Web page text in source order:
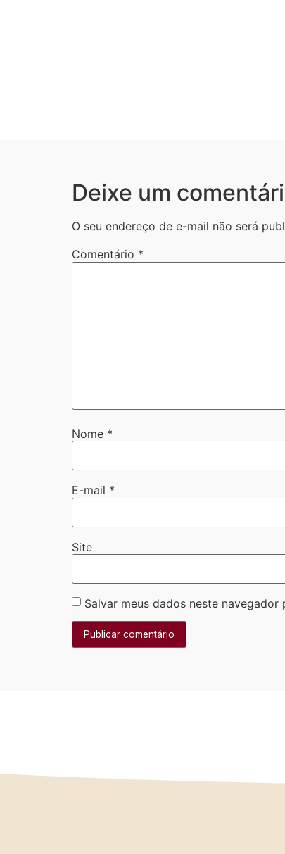
Deixe um
O seu endereço de e-mail não será
Comentário *
Nome *
E-mail *
Site
Salvar meus dados neste